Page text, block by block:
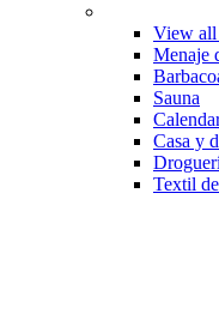
View all
Menaje
Sauna
Casa y
Textil